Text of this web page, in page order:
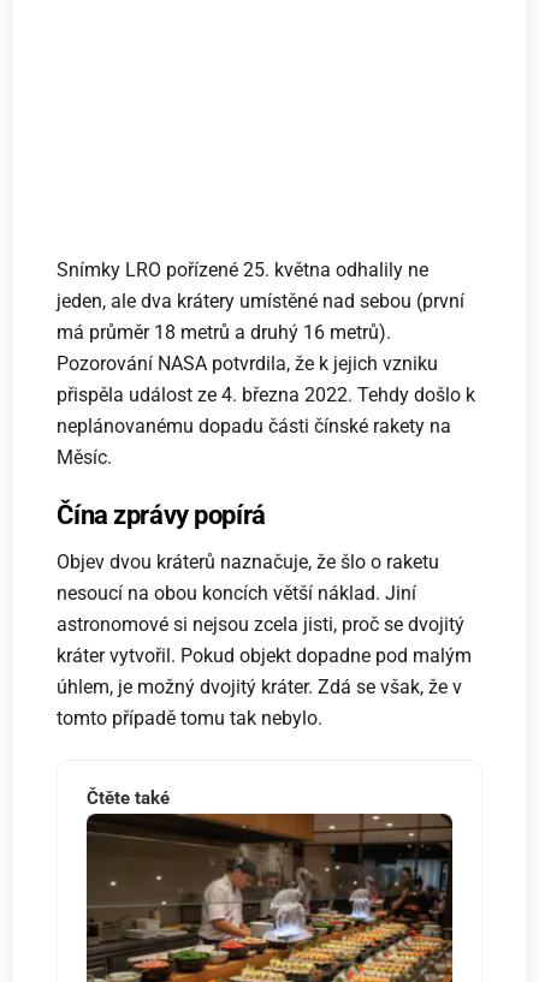
Snímky LRO pořízené 25. května odhalily ne
jeden, ale dva krátery umístěné nad sebou (první
má průměr 18 metrů a druhý 16 metrů).
Pozorování NASA potvrdila, že k jejich vzniku
přispěla událost ze 4. března 2022. Tehdy došlo k
neplánovanému dopadu části čínské rakety na
Měsíc.
Čína zprávy popírá
Objev dvou kráterů naznačuje, že šlo o raketu
nesoucí na obou koncích větší náklad. Jiní
astronomové si nejsou zcela jisti, proč se dvojitý
kráter vytvořil. Pokud objekt dopadne pod malým
úhlem, je možný dvojitý kráter. Zdá se však, že v
tomto případě tomu tak nebylo.
Čtěte také